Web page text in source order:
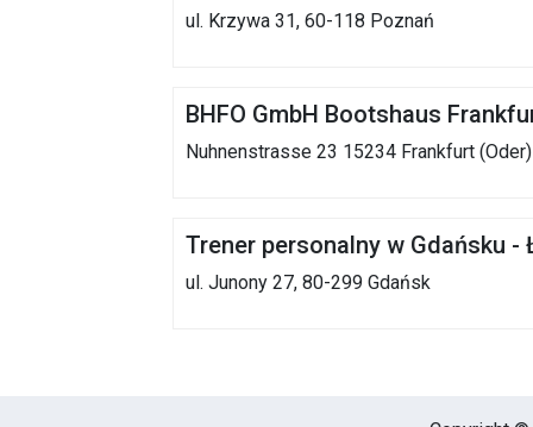
ul. Krzywa 31, 60-118 Poznań
BHFO GmbH Bootshaus
Nuhnenstrasse 23 15234 Frankfurt (Oder)
Trener personalny w Gdańsku -
ul. Junony 27, 80-299 Gdańsk